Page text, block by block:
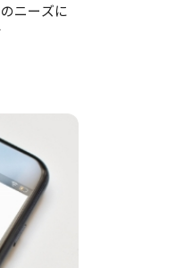
ニーズに